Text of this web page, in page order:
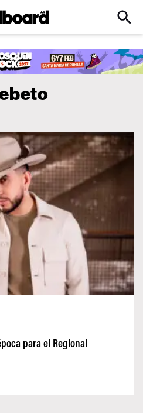
Click
Input
para el Regional